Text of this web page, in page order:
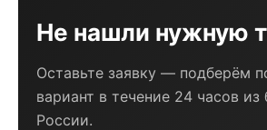
Не нашли нужную
Оставьте заявку — подберём
вариант в течение 24 часов из
России.